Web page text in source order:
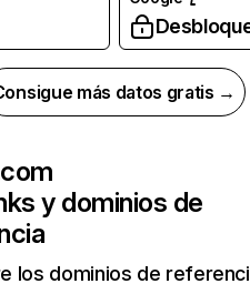
más datos gratis →
y dominios de
los dominios de